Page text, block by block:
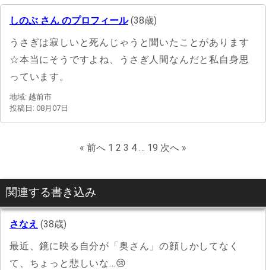
しのぶ さん のプロフィール(38歳)
うさぎは寂しいと死んじゃうと聞いたことがあります
☆本当にそうですよね、うさぎ人間なんだと私自身思
っています。
地域: 越前市
投稿日: 08月07日
« 前へ 1 2 3 4 … 19 次へ »
関連する書き込み
さなえ (38歳)
最近、鏡に映る自分が「奥さん」の顔しかしてなく
て、ちょっと悲しいな…😢